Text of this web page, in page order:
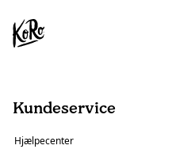
Kundeservice
Hjælpecenter